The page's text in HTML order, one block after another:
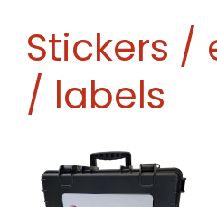
Stickers /
/ labels